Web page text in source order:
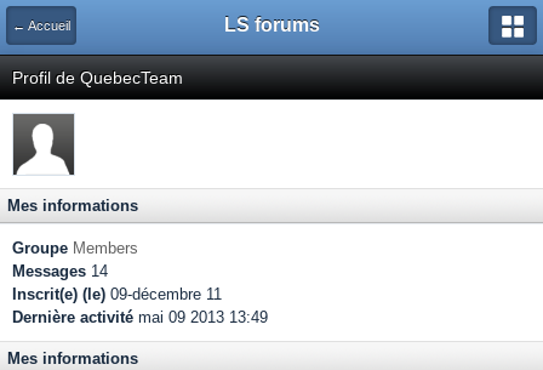
← Accueil LS forums
Profil de QuebecTeam
Mes informations
Groupe Members
Messages 14
Inscrit(e) (le) 09-décembre 11
Dernière activité mai 09 2013 13:49
Mes informations